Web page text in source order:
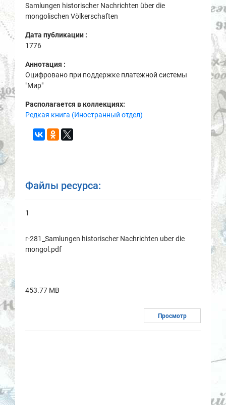
Samlungen historischer Nachrichten über die
mongolischen Völkerschaften
Дата публикации :
1776
Аннотация :
Оцифровано при поддержке платежной системы
"Мир"
Располагается в коллекциях:
Редкая книга (Иностранный отдел)
Файлы ресурса:
1
r-281_Samlungen historischer Nachrichten uber die
mongol.pdf
453.77 MB
Просмотр